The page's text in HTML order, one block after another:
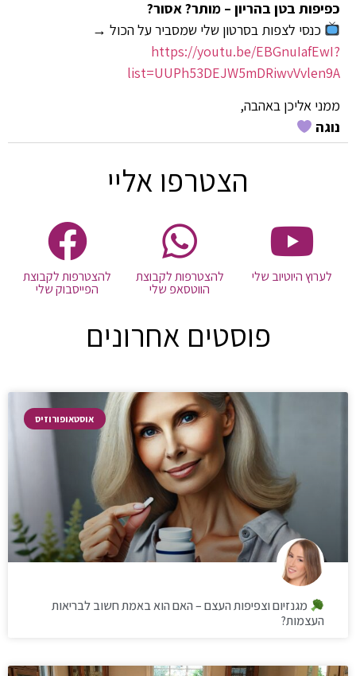
כפיפות בטן בהריון – מותר? אסור?
כנסי לצפות בסרטון שלי שמסביר על הכול →
https://youtu.be/EBGnuIafEwI?
list=UUPh53DEJW5mDRiwvVvlen9A
ממני אליכן באהבה,
נוגה
הצטרפו אליי
לערוץ היוטיוב שלי להצטרפות לקבוצת
הווטסאפ שלי
להצטרפות לקבוצת
הפייסבוק שלי
פוסטים אחרונים
אוסטאופורוזיס
מגנזיום וצפיפות העצם – האם הוא באמת חשוב לבריאות
העצמות?